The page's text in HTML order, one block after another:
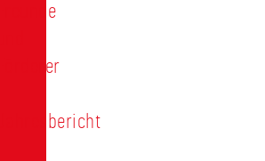
Freunde
Förderer
Jahresbericht